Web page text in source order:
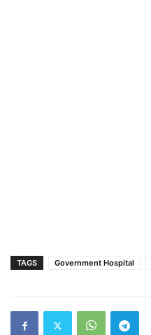
TAGS Government Hospital